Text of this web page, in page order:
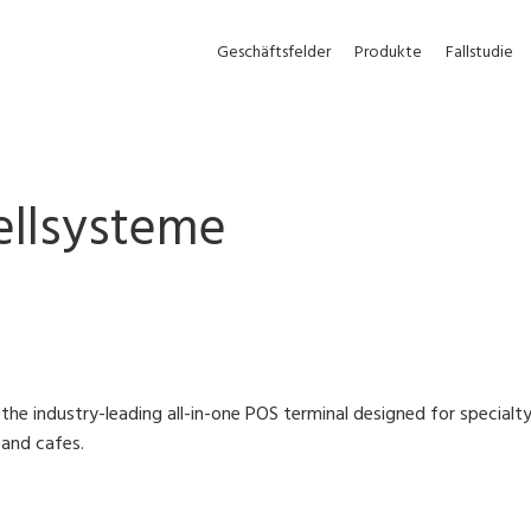
Geschäftsfelder Produkte Fallstudie
industry-leading all-in-one POS terminal designed for
cafes.
business with the latest DIGI technologies designed to